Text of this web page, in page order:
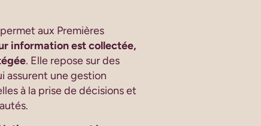
aux Premières
information est collectée,
. Elle repose sur des
assurent une gestion
à la prise de décisions et